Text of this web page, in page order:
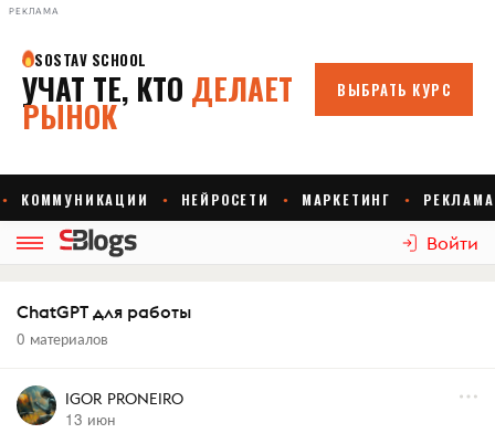
РЕКЛАМА
Войти
ChatGPT для работы
0 материалов
IGOR PRONEIRO
13 июн